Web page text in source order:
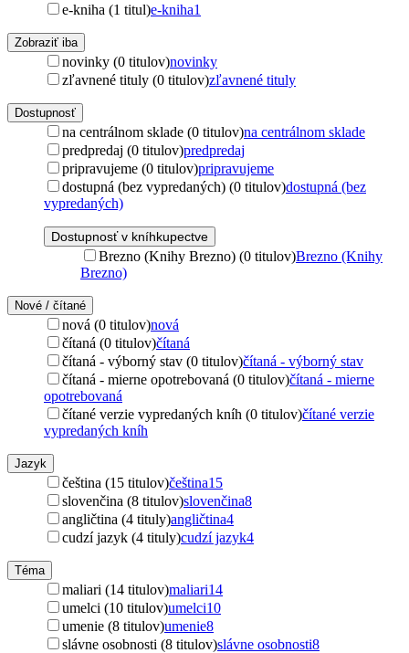
e-kniha (1 titul)e-kniha1
Zobraziť iba
novinky (0 titulov)novinky
zľavnené tituly (0 titulov)zľavnené tituly
Dostupnosť
na centrálnom sklade (0 titulov)na centrálnom sklade
predpredaj (0 titulov)predpredaj
pripravujeme (0 titulov)pripravujeme
dostupná (bez vypredaných) (0 titulov)dostupná (bez
vypredaných)
Dostupnosť v kníhkupectve
Brezno (Knihy Brezno) (0 titulov)Brezno (Knihy
Brezno)
Nové / čítané
nová (0 titulov)nová
čítaná (0 titulov)čítaná
čítaná - výborný stav (0 titulov)čítaná - výborný stav
čítaná - mierne opotrebovaná (0 titulov)čítaná - mierne
opotrebovaná
čítané verzie vypredaných kníh (0 titulov)čítané verzie
vypredaných kníh
Jazyk
čeština (15 titulov)čeština15
slovenčina (8 titulov)slovenčina8
angličtina (4 tituly)angličtina4
cudzí jazyk (4 tituly)cudzí jazyk4
Téma
maliari (14 titulov)maliari14
umelci (10 titulov)umelci10
umenie (8 titulov)umenie8
slávne osobnosti (8 titulov)slávne osobnosti8